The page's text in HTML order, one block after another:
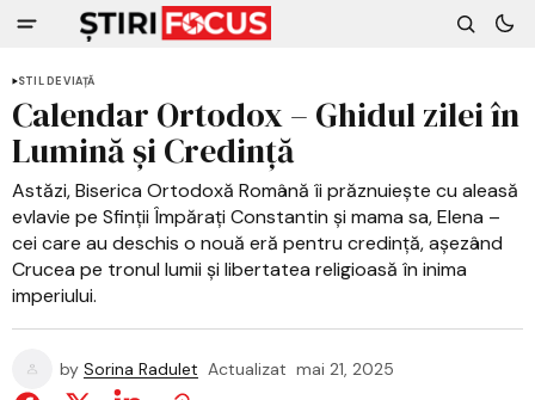
STIL DE VIAȚĂ
Calendar Ortodox – Ghidul zilei în
Lumină și Credință
Astăzi, Biserica Ortodoxă Română îi prăznuiește cu aleasă
evlavie pe Sfinții Împărați Constantin și mama sa, Elena –
cei care au deschis o nouă eră pentru credință, așezând
Crucea pe tronul lumii și libertatea religioasă în inima
imperiului.
by Sorina Radulet Actualizat mai 21, 2025